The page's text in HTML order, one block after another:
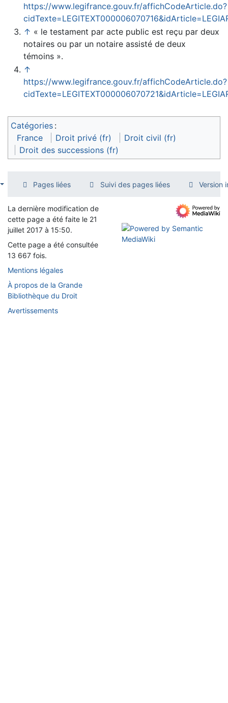
https://www.legifrance.gouv.fr/affichCodeArticle.do?
↑ « le testament par acte public est reçu par deux
notaires ou par un notaire assisté de deux
témoins ».
↑
https://www.legifrance.gouv.fr/affichCodeArticle.do?
Catégories :
France
Droit privé (fr)
Droit civil (fr)
Droit des successions (fr)
Pages liées Suivi des pages liées Version
La dernière modification de
cette page a été faite le 21
juillet 2017 à 15:50.
Cette page a été consultée
13 667 fois.
Mentions légales
À propos de la Grande
Bibliothèque du Droit
Avertissements